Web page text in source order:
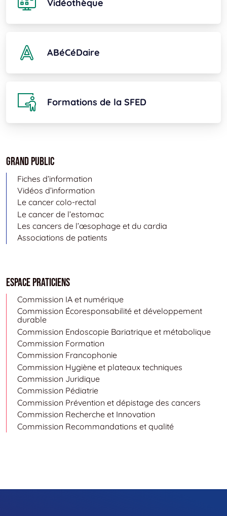
Vidéothèque
ABéCéDaire
Formations de la SFED
Grand public
Fiches d’information
Vidéos d’information
Le cancer colo-rectal
Le cancer de l’estomac
Les cancers de l’œsophage et du cardia
Associations de patients
Espace Praticiens
Commission IA et numérique
Commission Écoresponsabilité et développement
durable
Commission Endoscopie Bariatrique et métabolique
Commission Formation
Commission Francophonie
Commission Hygiène et plateaux techniques
Commission Juridique
Commission Pédiatrie
Commission Prévention et dépistage des cancers
Commission Recherche et Innovation
Commission Recommandations et qualité